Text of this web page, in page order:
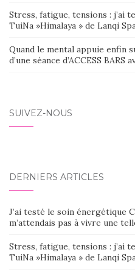
Stress, fatigue, tensions : j’ai
TuiNa »Himalaya » de Lanqi
Quand le mental appuie enfin
d’une séance d’ACCESS BARS
SUIVEZ-NOUS
DERNIERS ARTICLES
J’ai testé le soin énergétique
m’attendais pas à vivre une
Stress, fatigue, tensions : j’ai
TuiNa »Himalaya » de Lanqi